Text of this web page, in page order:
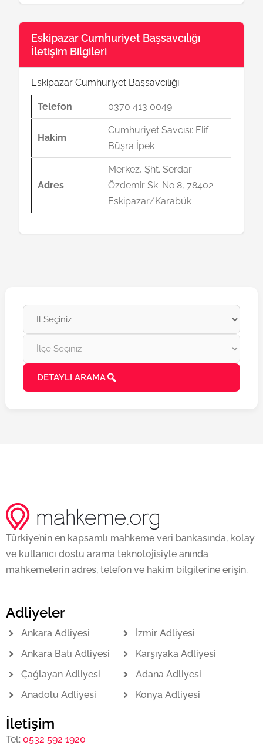
Eskipazar Cumhuriyet Başsavcılığı
İletişim Bilgileri
Eskipazar Cumhuriyet Başsavcılığı
Telefon 0370 413 0049
Hakim
Cumhuriyet Savcısı: Elif
Büşra İpek
Adres
Merkez, Şht. Serdar
Özdemir Sk. No:8, 78402
Eskipazar/Karabük
DETAYLI ARAMA
Türkiye’nin en kapsamlı mahkeme veri bankasında, kolay
ve kullanıcı dostu arama teknolojisiyle anında
mahkemelerin adres, telefon ve hakim bilgilerine erişin.
Adliyeler
Ankara Adliyesi
Ankara Batı Adliyesi
Çağlayan Adliyesi
Anadolu Adliyesi
İzmir Adliyesi
Karşıyaka Adliyesi
Adana Adliyesi
Konya Adliyesi
İletişim
Tel: 0532 592 1920